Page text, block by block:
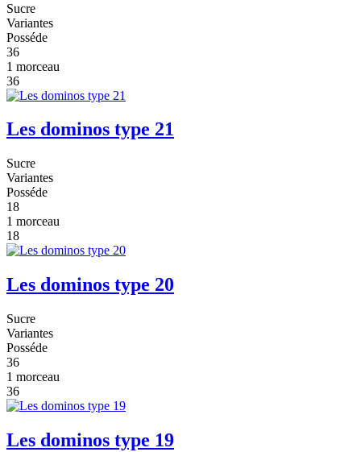
Sucre
Variantes
Posséde
36
1 morceau
36
Les dominos type 21
Sucre
Variantes
Posséde
18
1 morceau
18
Les dominos type 20
Sucre
Variantes
Posséde
36
1 morceau
36
Les dominos type 19